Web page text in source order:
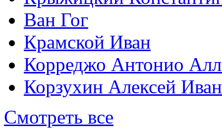
Ван Гог
Крамской Иван
Корреджо Антонио
Корзухин Алексей
Смотреть все